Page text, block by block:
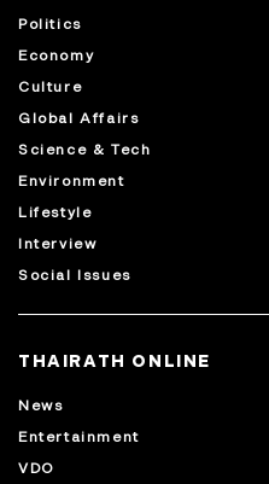
Politics
Economy
Culture
Global Affairs
Science & Tech
Environment
Lifestyle
Interview
Social Issues
THAIRATH ONLINE
News
Entertainment
VDO